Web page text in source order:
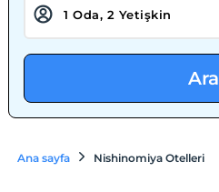
Ara
Ana sayfa Nishinomiya Otelleri